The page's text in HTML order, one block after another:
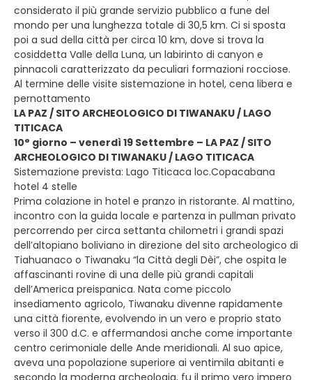
considerato il più grande servizio pubblico a fune del
mondo per una lunghezza totale di 30,5 km. Ci si sposta
poi a sud della città per circa 10 km, dove si trova la
cosiddetta Valle della Luna, un labirinto di canyon e
pinnacoli caratterizzato da peculiari formazioni rocciose.
Al termine delle visite sistemazione in hotel, cena libera e
pernottamento
LA PAZ / SITO ARCHEOLOGICO DI TIWANAKU / LAGO
TITICACA
10° giorno – venerdì 19 Settembre – LA PAZ / SITO
ARCHEOLOGICO DI TIWANAKU / LAGO TITICACA
Sistemazione prevista: Lago Titicaca loc.Copacabana
hotel 4 stelle
Prima colazione in hotel e pranzo in ristorante. Al mattino,
incontro con la guida locale e partenza in pullman privato
percorrendo per circa settanta chilometri i grandi spazi
dell’altopiano boliviano in direzione del sito archeologico di
Tiahuanaco o Tiwanaku “la Città degli Dèi”, che ospita le
affascinanti rovine di una delle più grandi capitali
dell’America preispanica. Nata come piccolo
insediamento agricolo, Tiwanaku divenne rapidamente
una città fiorente, evolvendo in un vero e proprio stato
verso il 300 d.C. e affermandosi anche come importante
centro cerimoniale delle Ande meridionali. Al suo apice,
aveva una popolazione superiore ai ventimila abitanti e
secondo la moderna archeologia, fu il primo vero impero